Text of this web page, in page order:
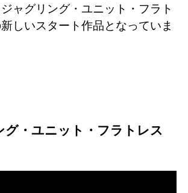
ャグリング・ユニット・フラト
しいスタート作品となっていま
グ・ユニット・フラトレス